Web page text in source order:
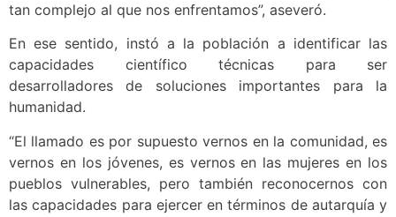
tan complejo al que nos enfrentamos”, aseveró.
En ese sentido, instó a la población a identificar las
capacidades científico técnicas para ser
desarrolladores de soluciones importantes para la
humanidad.
“El llamado es por supuesto vernos en la comunidad, es
vernos en los jóvenes, es vernos en las mujeres en los
pueblos vulnerables, pero también reconocernos con
las capacidades para ejercer en términos de autarquía y